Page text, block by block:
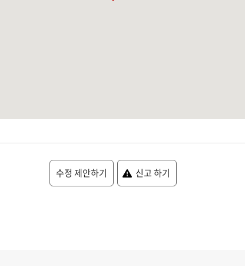
수정 제안하기 신고 하기